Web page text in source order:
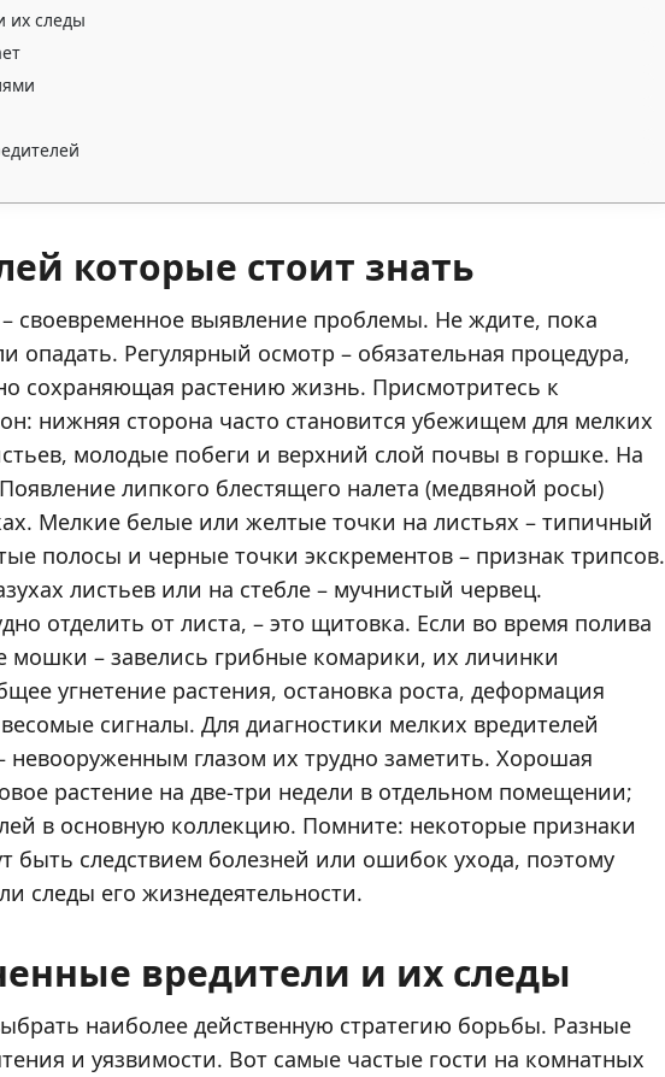
их следы
которые стоит знать
своевременное выявление проблемы. Не ждите, пока
опадать. Регулярный осмотр – обязательная процедура,
сохраняющая растению жизнь. Присмотритесь к
нижняя сторона часто становится убежищем для мелких
молодые побеги и верхний слой почвы в горшке. На
липкого блестящего налета (медвяной росы)
Мелкие белые или желтые точки на листьях – типичный
полосы и черные точки экскрементов – признак трипсов.
листьев или на стебле – мучнистый червец.
отделить от листа, – это щитовка. Если во время полива
мошки – завелись грибные комарики, их личинки
угнетение растения, остановка роста, деформация
сигналы. Для диагностики мелких вредителей
невооруженным глазом их трудно заметить. Хорошая
растение на две-три недели в отдельном помещении;
в основную коллекцию. Помните: некоторые признаки
быть следствием болезней или ошибок ухода, поэтому
следы его жизнедеятельности.
вредители и их следы
наиболее действенную стратегию борьбы. Разные
и уязвимости. Вот самые частые гости на комнатных